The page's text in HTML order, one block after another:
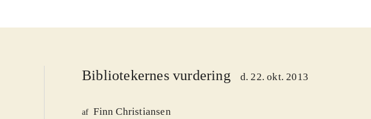
Bibliotekernes vurdering d. 22. okt. 2013
af Finn Christiansen